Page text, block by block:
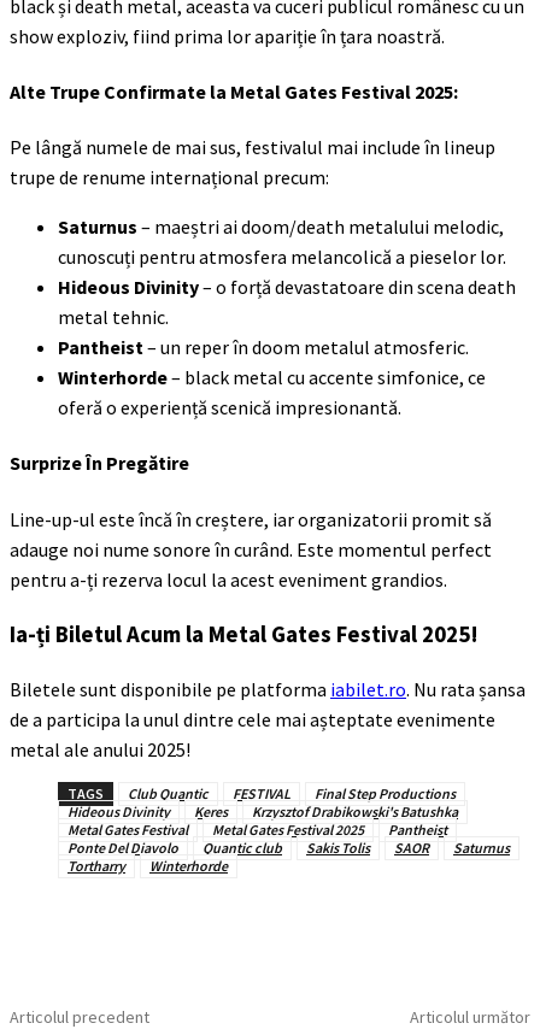
black și death metal, aceasta va cuceri publicul românesc cu un
show exploziv, fiind prima lor apariție în țara noastră.
Alte Trupe Confirmate la Metal Gates Festival 2025:
Pe lângă numele de mai sus, festivalul mai include în lineup
trupe de renume internațional precum:
Saturnus – maeștri ai doom/death metalului melodic,
cunoscuți pentru atmosfera melancolică a pieselor lor.
Hideous Divinity– o forță devastatoare din scena death
metal tehnic.
Pantheist– un reper în doom metalul atmosferic.
Winterhorde– black metal cu accente simfonice, ce
oferă o experiență scenică impresionantă.
Surprize În Pregătire
Line-up-ul este încă în creștere, iar organizatorii promit să
adauge noi nume sonore în curând. Este momentul perfect
pentru a-ți rezerva locul la acest eveniment grandios.
Ia-ți Biletul Acum la Metal Gates Festival 2025!
Biletele sunt disponibile pe platforma iabilet.ro. Nu rata șansa
de a participa la unul dintre cele mai așteptate evenimente
metal ale anului 2025!
TAGS Club Quantic FESTIVAL
Final Step Productions
Hideous Divinity
Keres
Krzysztof Drabikowski's Batushka
Metal Gates Festival
Metal Gates Festival 2025
Pantheist
Ponte Del Diavolo
Quantic club Sakis Tolis SAOR
Saturnus
Tortharry
Winterhorde
Articolul precedent Articolul următor